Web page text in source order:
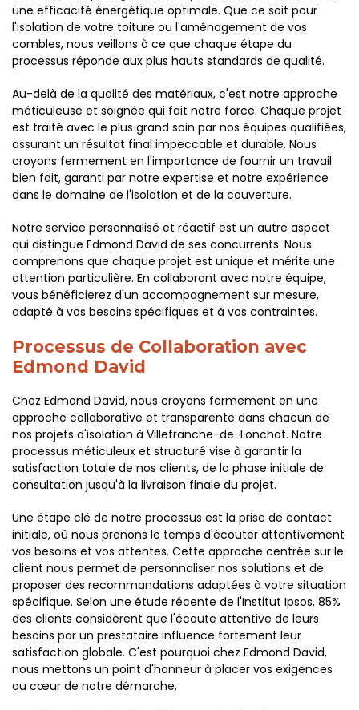
une efficacité énergétique optimale. Que ce soit pour
l'isolation de votre toiture ou l'aménagement de vos
combles, nous veillons à ce que chaque étape du
processus réponde aux plus hauts standards de qualité.
Au-delà de la qualité des matériaux, c'est notre approche
méticuleuse et soignée qui fait notre force. Chaque projet
est traité avec le plus grand soin par nos équipes qualifiées,
assurant un résultat final impeccable et durable. Nous
croyons fermement en l'importance de fournir un travail
bien fait, garanti par notre expertise et notre expérience
dans le domaine de l'isolation et de la couverture.
Notre service personnalisé et réactif est un autre aspect
qui distingue Edmond David de ses concurrents. Nous
comprenons que chaque projet est unique et mérite une
attention particulière. En collaborant avec notre équipe,
vous bénéficierez d'un accompagnement sur mesure,
adapté à vos besoins spécifiques et à vos contraintes.
Processus de Collaboration avec
Edmond David
Chez Edmond David, nous croyons fermement en une
approche collaborative et transparente dans chacun de
nos projets d'isolation à Villefranche-de-Lonchat. Notre
processus méticuleux et structuré vise à garantir la
satisfaction totale de nos clients, de la phase initiale de
consultation jusqu'à la livraison finale du projet.
Une étape clé de notre processus est la prise de contact
initiale, où nous prenons le temps d'écouter attentivement
vos besoins et vos attentes. Cette approche centrée sur le
client nous permet de personnaliser nos solutions et de
proposer des recommandations adaptées à votre situation
spécifique. Selon une étude récente de l'Institut Ipsos, 85%
des clients considèrent que l'écoute attentive de leurs
besoins par un prestataire influence fortement leur
satisfaction globale. C'est pourquoi chez Edmond David,
nous mettons un point d'honneur à placer vos exigences
au cœur de notre démarche.